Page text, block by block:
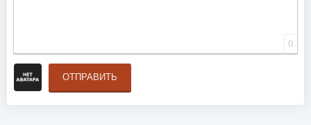
0
ОТПРАВИТЬ